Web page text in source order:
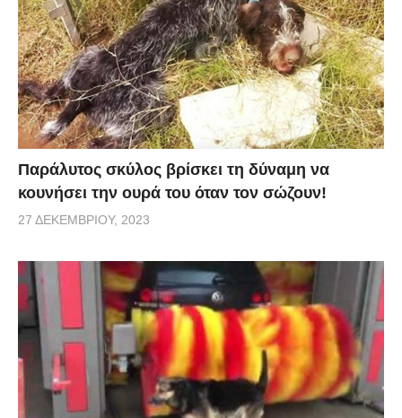
Παράλυτος σκύλος βρίσκει τη δύναμη να
κουνήσει την ουρά του όταν τον σώζουν!
27 ΔΕΚΕΜΒΡΊΟΥ, 2023